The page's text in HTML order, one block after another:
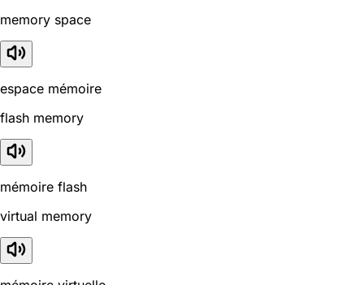
memory space
espace mémoire
flash memory
mémoire flash
virtual memory